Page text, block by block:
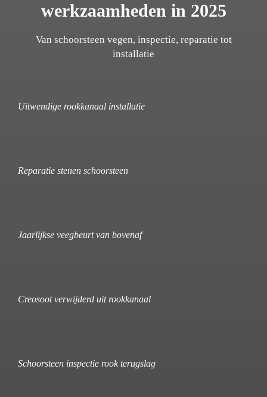
werkzaamheden in 2025
Van schoorsteen vegen, inspectie, reparatie tot
installatie
Uitwendige rookkanaal installatie
Reparatie stenen schoorsteen
Jaarlijkse veegbeurt van bovenaf
Creosoot verwijderd uit rookkanaal
Schoorsteen inspectie rook terugslag